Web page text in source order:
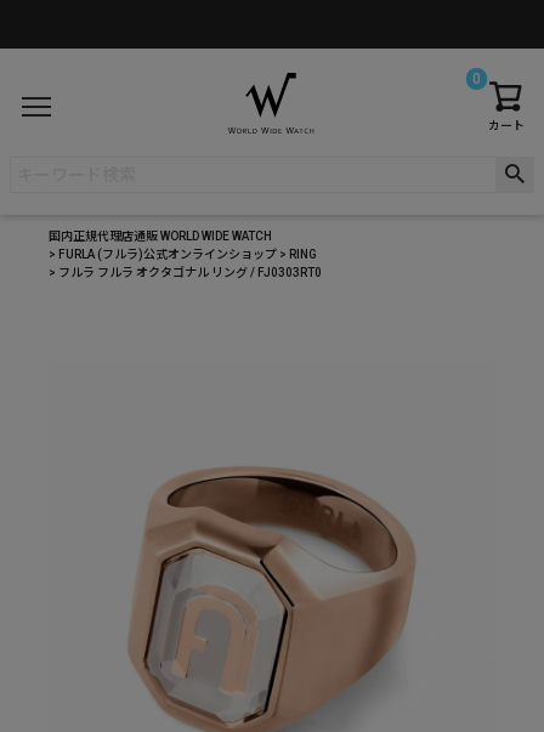
カート
0
国内正規代理店通販 WORLD WIDE WATCH
FURLA (フルラ)公式オンラインショップ
RING
フルラ フルラ オクタゴナル リング / FJ0303RT0